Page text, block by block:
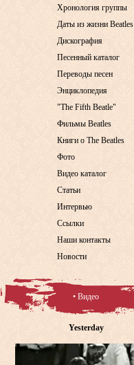
Хронология группы
Даты из жизни Beatles
Дискография
Песенный каталог
Переводы песен
Энциклопедия
"The Fifth Beatle"
Фильмы Beatles
Книги о The Beatles
Фото
Видео каталог
Статьи
Интервью
Ссылки
Наши контакты
Новости
• Видео
Yesterday